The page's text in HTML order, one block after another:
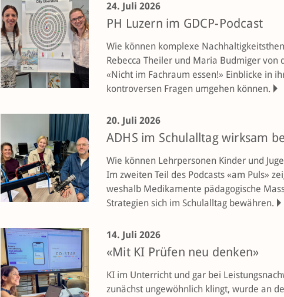
24. Juli 2026
PH Luzern im GDCP-Podcast
Wie können komplexe
Rebecca Theiler und Maria Budmiger von
«Nicht im Fachraum essen!» Einblicke in
kontroversen Fragen umgehen können.
20. Juli 2026
ADHS im Schulalltag wirksam
Wie können Lehrpersonen Kinder und
Im zweiten Teil des Podcasts «am Puls»
weshalb Medikamente pädagogische
Strategien sich im Schulalltag bewähren.
14. Juli 2026
«Mit KI Prüfen neu denken»
KI im Unterricht und gar bei
zunächst ungewöhnlich klingt, wurde an